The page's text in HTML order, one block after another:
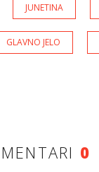
JUNETINA
GLAVNO JELO
0